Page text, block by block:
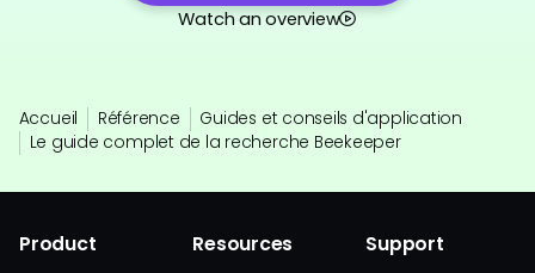
Watch an overview
Accueil Référence
Guides et conseils d'application
Le guide complet de la recherche Beekeeper
Product Resources Support